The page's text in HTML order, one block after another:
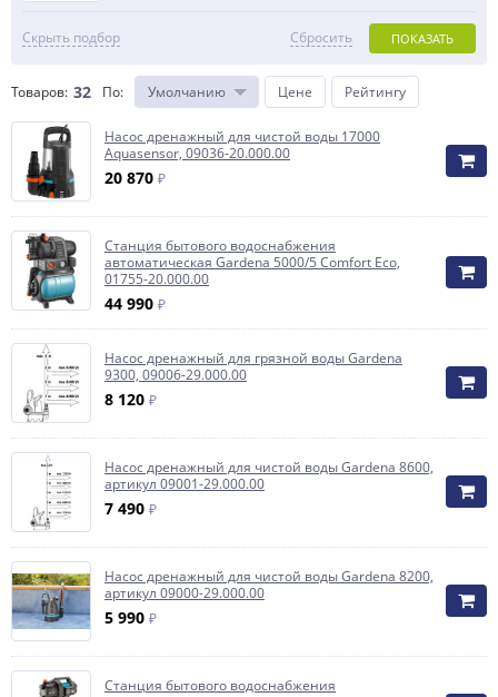
Скрыть подбор ПОКАЗАТЬ
Сбросить
Товаров: 32 По: Умолчанию Цене Рейтингу
Насос дренажный для чистой воды 17000
Aquasensor, 09036-20.000.00
20 870 ₽
Станция бытового водоснабжения
автоматическая Gardena 5000/5 Comfort Eco,
01755-20.000.00
44 990 ₽
Насос дренажный для грязной воды Gardena
9300, 09006-29.000.00
8 120 ₽
Насос дренажный для чистой воды Gardena 8600,
артикул 09001-29.000.00
7 490 ₽
Насос дренажный для чистой воды Gardena 8200,
артикул 09000-29.000.00
5 990 ₽
Станция бытового водоснабжения